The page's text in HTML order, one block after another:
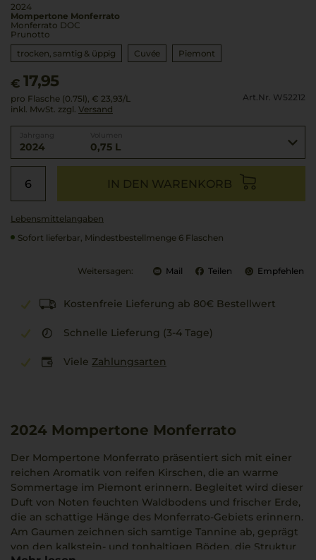
2024
Mompertone Monferrato
Monferrato DOC
Prunotto
trocken, samtig & üppig
Cuvée Piemont
€ 17,95
pro Flasche (0.75l), € 23,93/L
inkl. MwSt. zzgl. Versand
Art.Nr. W52212
2024 0,75 L
IN DEN WARENKORB
Lebensmittel­angaben
Sofort lieferbar, Mindestbestellmenge 6 Flaschen
Weitersagen: Mail Teilen Empfehlen
Kostenfreie Lieferung ab 80€ Bestellwert
Schnelle Lieferung (3-4 Tage)
Viele Zahlungsarten
2024 Mompertone Monferrato
Der Mompertone Monferrato präsentiert sich mit einer
reichen Aromatik von reifen Kirschen, die an warme
Sommertage im Piemont erinnern. Begleitet wird dieser
Duft von Noten feuchten Waldbodens und frischer Erde,
die an schattige Hänge des Monferrato-Gebiets erinnern.
Am Gaumen zeichnen sich samtige Tannine ab, geprägt
von den kalkstein- und tonhaltigen Böden, die Struktur